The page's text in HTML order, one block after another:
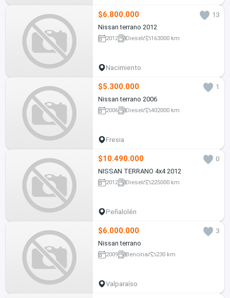
$6.800.000
13
Nissan terrano 2012
2012 Diesel 163000 km
Nacimiento
$5.300.000
1
Nissan terrano 2006
2006 Diesel 402000 km
Fresia
$10.490.000
0
NISSAN TERRANO 4x4 2012
2012 Diesel 225000 km
Peñalolén
$6.000.000
3
Nissan terrano
2009 Bencina 230 km
Valparaíso